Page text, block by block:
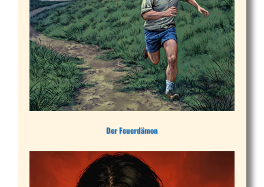
Der Feuerdämon